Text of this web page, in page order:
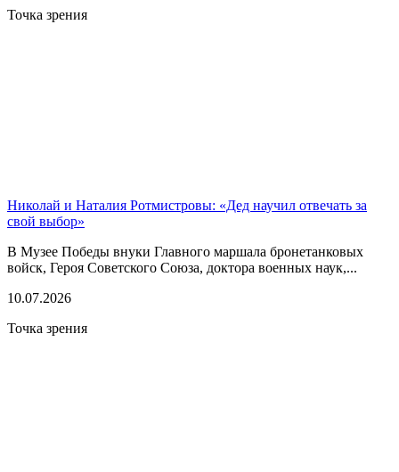
Точка зрения
Николай и Наталия Ротмистровы: «Дед научил отвечать за
свой выбор»
В Музее Победы внуки Главного маршала бронетанковых
войск, Героя Советского Союза, доктора военных наук,...
10.07.2026
Точка зрения